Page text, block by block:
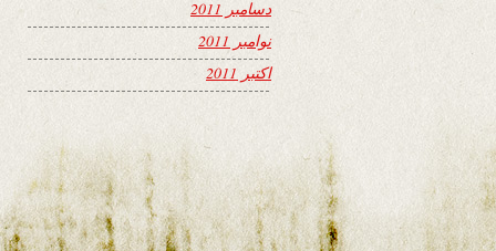
دسامبر 2011
نوامبر 2011
اکتبر 2011